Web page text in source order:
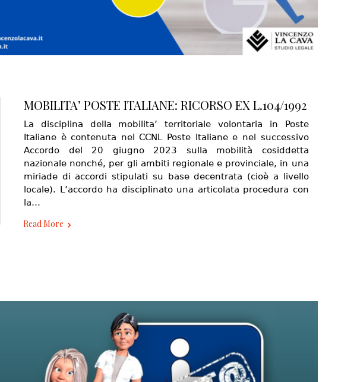
MOBILITA’ POSTE ITALIANE: RICORSO EX L.104/1992
La disciplina della mobilita’ territoriale volontaria in Poste
Italiane è contenuta nel CCNL Poste Italiane e nel successivo
Accordo del 20 giugno 2023 sulla mobilità cosiddetta
nazionale nonché, per gli ambiti regionale e provinciale, in una
miriade di accordi stipulati su base decentrata (cioè a livello
locale). L’accordo ha disciplinato una articolata procedura con
la…
Read More